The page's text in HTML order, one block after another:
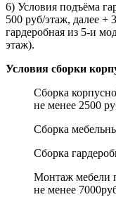
6) Условия подъёма
500 руб/этаж, далее +
гардеробная из 5-и
этаж).
Условия сборки
Сборка
не менее 2500
Сборка
Сборка
Монтаж мебели
не менее